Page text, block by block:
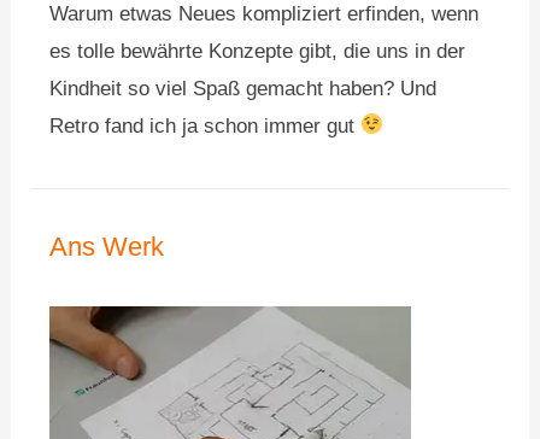
Warum etwas Neues kompliziert erfinden, wenn
es tolle bewährte Konzepte gibt, die uns in der
Kindheit so viel Spaß gemacht haben? Und
Retro fand ich ja schon immer gut
Ans Werk